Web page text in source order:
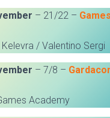
– 21/22 –
/ Valentino Sergi
– 7/8 –
Academy